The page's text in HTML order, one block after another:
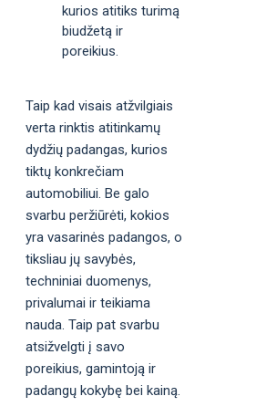
kurios atitiks turimą
biudžetą ir
poreikius.
Taip kad visais atžvilgiais
verta rinktis atitinkamų
dydžių padangas, kurios
tiktų konkrečiam
automobiliui. Be galo
svarbu peržiūrėti, kokios
yra vasarinės padangos, o
tiksliau jų savybės,
techniniai duomenys,
privalumai ir teikiama
nauda. Taip pat svarbu
atsižvelgti į savo
poreikius, gamintoją ir
padangų kokybę bei kainą.